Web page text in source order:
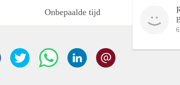
Onbepaalde tijd